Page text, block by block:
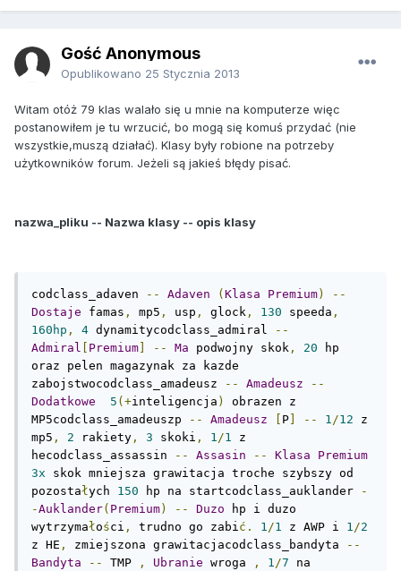
Gość Anonymous
Opublikowano 25 Stycznia 2013
Witam otóż 79 klas walało się u mnie na komputerze więc
postanowiłem je tu wrzucić, bo mogą się komuś przydać (nie
wszystkie,muszą działać). Klasy były robione na potrzeby
użytkowników forum. Jeżeli są jakieś błędy pisać.
nazwa_pliku -- Nazwa klasy -- opis klasy
codclass_adaven -- Adaven ( Klasa Premium)
--
Dostaje famas , mp5 , usp , glock , 130 speeda ,
160hp , 4 dynamitycodclass_admiral
--
Admiral
Premium -- Ma podwojny skok , 20 hp
oraz pelen magazynak za kazde
zabojstwocodclass_amadeusz
-- Amadeusz
--
Dodatkowe
5 (+inteligencja )
obrazen z
MP5codclass_amadeuszp
-- Amadeusz P -- 1/12 z
mp5 , 2 rakiety , 3 skoki , 1/1 z
hecodclass_assassin
-- Assasin -- Klasa
Premium
3x skok mniejsza grawitacja troche szybszy od
pozostałych 150 hp na startcodclass_auklander
-
-Auklander( Premium) -- Duzo hp i duzo
wytrzymałości , trudno go zabić. 1/1 z AWP i 1/2
z HE , zmiejszona grawitacjacodclass_bandyta
--
Bandyta
-- TMP , Ubranie wroga , 1/7 na